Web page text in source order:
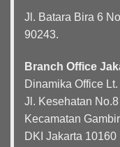
Jl. Batara Bira 6
90243.
Branch Office
Dinamika Office Lt.
Jl. Kesehatan
Kecamatan
DKI Jakarta 10160